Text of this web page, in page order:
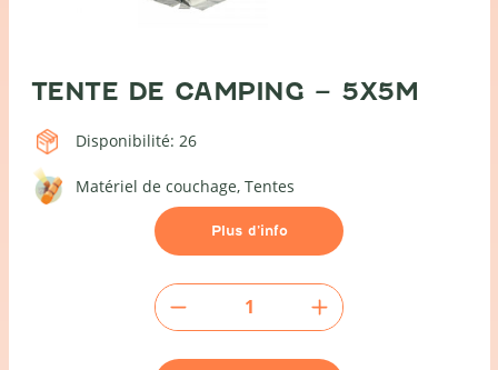
TENTE DE CAMPING – 5X5M
Disponibilité: 26
Matériel de couchage Tentes
Plus d’info
de
de